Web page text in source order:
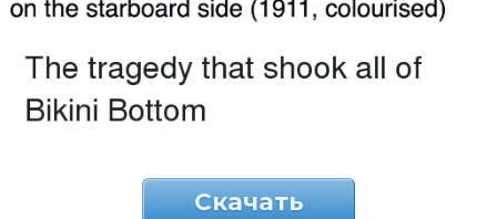
Скачать